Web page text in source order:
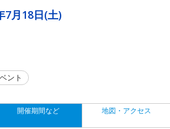
7月18日(土)
ント
開催期間など 地図・アクセス